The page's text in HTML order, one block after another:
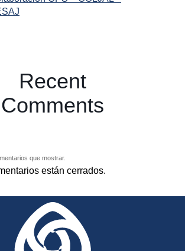
Recent
Comments
que mostrar.
están cerrados.